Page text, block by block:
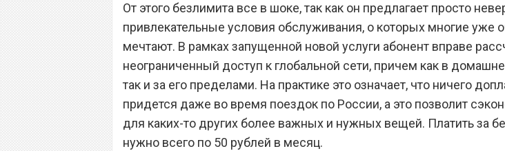
От этого безлимита все в шоке, так как он предлагает просто
привлекательные условия обслуживания, о которых многие уже
мечтают. В рамках запущенной новой услуги абонент вправе
неограниченный доступ к глобальной сети, причем как в
так и за его пределами. На практике это означает, что ничего
придется даже во время поездок по России, а это позволит
для каких-то других более важных и нужных вещей. Платить за
нужно всего по 50 рублей в месяц.